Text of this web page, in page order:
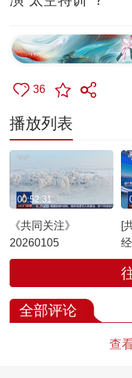
36
播放列表
《共同关注》
20260105
00:52:31
[
全部评论
查